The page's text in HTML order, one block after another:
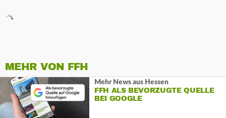
MEHR VON FFH
Mehr News aus Hessen
FFH ALS BEVORZUGTE QUELLE
BEI GOOGLE